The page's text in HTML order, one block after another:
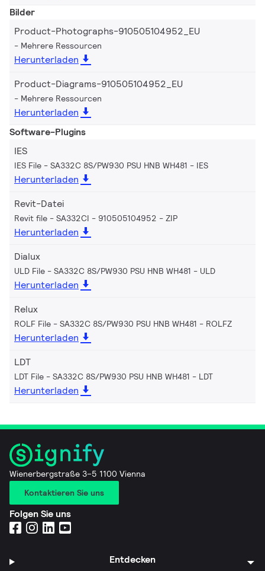
Bilder
Product-Photographs-910505104952_EU
Mehrere Ressourcen
Herunterladen
Product-Diagrams-910505104952_EU
Mehrere Ressourcen
Herunterladen
Software-Plugins
IES
IES File - SA332C 8S/PW930 PSU HNB WH481 IES
Herunterladen
Revit-Datei
Revit file - SA332CI - 910505104952 ZIP
Herunterladen
Dialux
ULD File - SA332C 8S/PW930 PSU HNB WH481 ULD
Herunterladen
Relux
ROLF File - SA332C 8S/PW930 PSU HNB WH481 ROLFZ
Herunterladen
LDT
LDT File - SA332C 8S/PW930 PSU HNB WH481 LDT
Herunterladen
Wienerbergstraße 3–5 1100 Vienna
Kontaktieren Sie uns
Folgen Sie uns
Entdecken